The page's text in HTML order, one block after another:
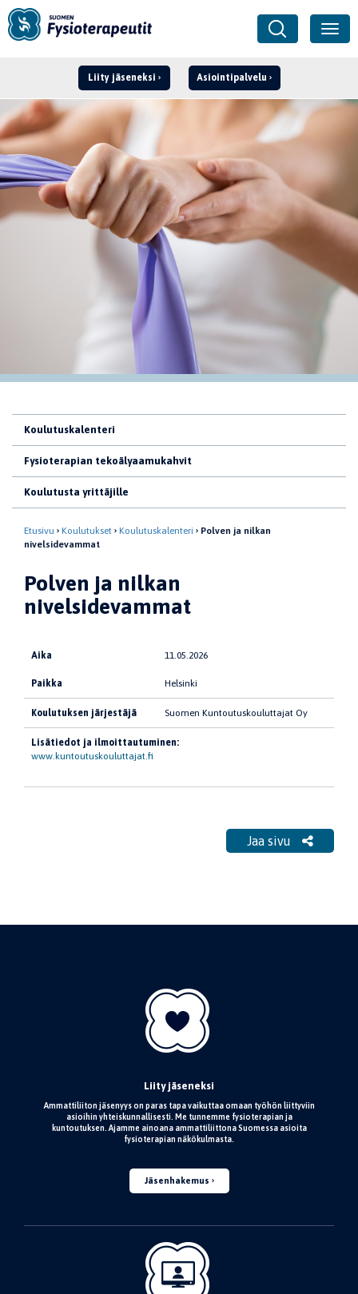
Liity jäseneksi Asiointipalvelu
Kirjaudu ›
Koulutuskalenteri
Fysioterapian tekoälyaamukahvit
Koulutusta yrittäjille
Etusivu Koulutukset Koulutuskalenteri
Polven ja nilkan
nivelsidevammat
Polven ja nilkan
nivelsidevammat
Aika 11.05.2026
Paikka Helsinki
Koulutuksen järjestäjä Suomen Kuntoutuskouluttajat Oy
Lisätiedot ja ilmoittautuminen:
www.kuntoutuskouluttajat.fi
Jaa sivu
Liity jäseneksi
Ammattiliiton jäsenyys on paras tapa vaikuttaa omaan työhön liittyviin
asioihin yhteiskunnallisesti. Me tunnemme fysioterapian ja
kuntoutuksen. Ajamme ainoana ammattiliittona Suomessa asioita
fysioterapian näkökulmasta.
Jäsenhakemus